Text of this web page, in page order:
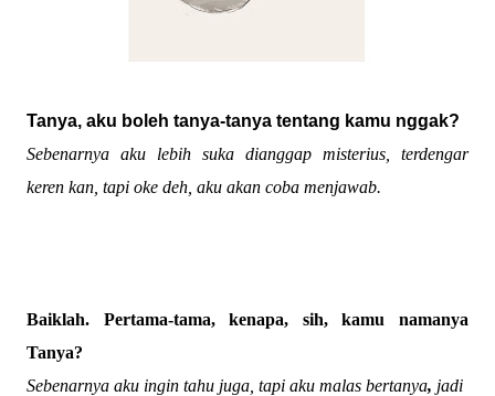
Tanya, aku boleh tanya-tanya tentang kamu nggak?
Sebenarnya aku lebih suka dianggap misterius, terdengar
keren kan, tapi oke deh, aku akan coba menjawab.
Baiklah. Pertama-tama, kenapa, sih, kamu namanya
Tanya?
Sebenarnya aku ingin tahu juga, tapi aku malas bertanya, jadi